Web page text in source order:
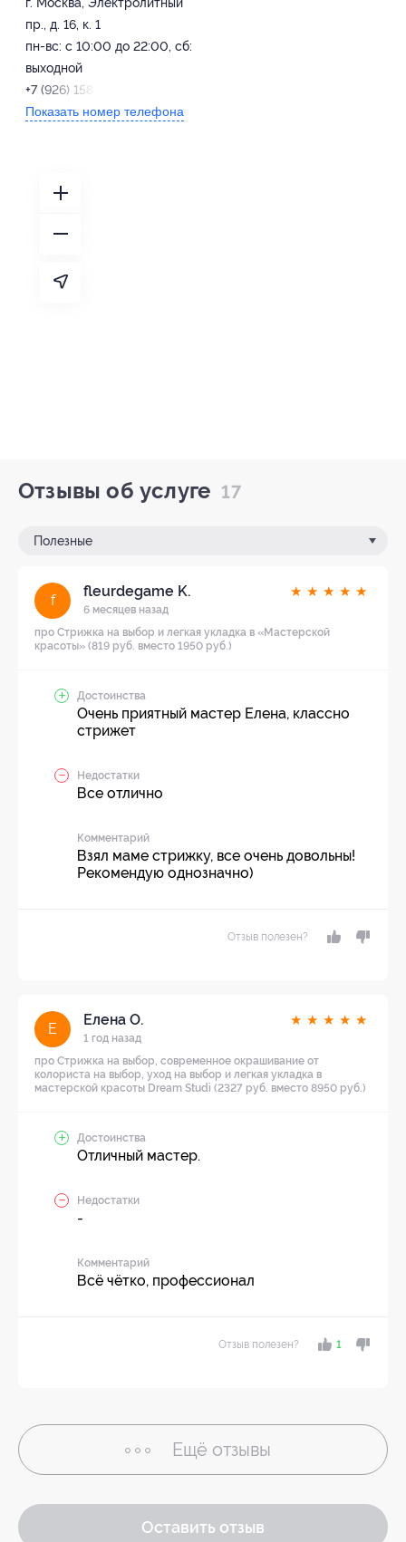
пр., д. 16, к. 1
пн-вс: с 10:00 до 22:00, сб:
выходной
+7 (926) 158-68-03
Показать номер телефона
Отзывы об услуге 17
Полезные
f
fleurdegame K.
6 месяцев назад
★ ★ ★ ★ ★
про Стрижка на выбор и легкая укладка в «Мастерской
красоты» (819 руб. вместо 1950 руб.)
Достоинства
Очень приятный мастер Елена, классно
стрижет
Недостатки
Все отлично
Комментарий
Взял маме стрижку, все очень довольны!
Рекомендую однозначно)
Отзыв полезен?
Е
Елена О.
1 год назад
★ ★ ★ ★ ★
про Стрижка на выбор, современное окрашивание от
колориста на выбор, уход на выбор и легкая укладка в
мастерской красоты Dream Studi (2327 руб. вместо 8950 руб.)
Достоинства
Отличный мастер.
Недостатки
-
Комментарий
Всё чётко, профессионал
Отзыв полезен? 1
Ещё отзывы
Оставить отзыв